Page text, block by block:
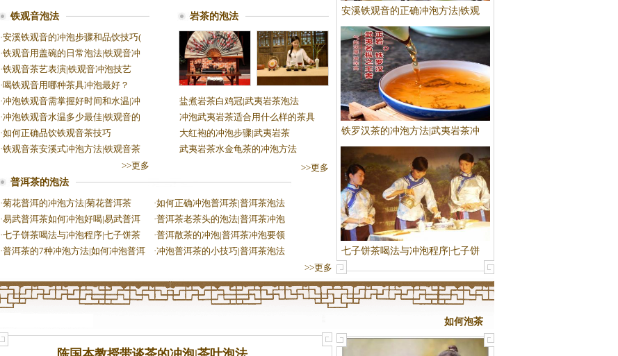
铁观音泡法
·安溪铁观音的冲泡步骤和品饮技巧(
·铁观音用盖碗的日常泡法|铁观音冲
·铁观音茶艺表演|铁观音冲泡技艺
·喝铁观音用哪种茶具冲泡最好？
·冲泡铁观音需掌握好时间和水温|冲
·冲泡铁观音水温多少最佳|铁观音的
·如何正确品饮铁观音茶技巧
·铁观音茶安溪式冲泡方法|铁观音茶
>>更多
岩茶的泡法
盐煮岩茶白鸡冠|武夷岩茶泡法
冲泡武夷岩茶适合用什么样的茶具
大红袍的冲泡步骤|武夷岩茶
武夷岩茶水金龟茶的冲泡方法
>>更多
普洱茶的泡法
·菊花普洱的冲泡方法|菊花普洱茶 ·如何正确冲泡普洱茶|普洱茶泡法
·易武普洱茶如何冲泡好喝|易武普洱 ·普洱茶老茶头的泡法|普洱茶冲泡
·七子饼茶喝法与冲泡程序|七子饼茶 ·普洱散茶的冲泡|普洱茶冲泡要领
·普洱茶的7种冲泡方法|如何冲泡普洱 ·冲泡普洱茶的小技巧|普洱茶泡法
>>更多
安溪铁观音的正确冲泡方法|铁观
音泡法
铁罗汉茶的冲泡方法|武夷岩茶冲
泡法
七子饼茶喝法与冲泡程序|七子饼
如何泡茶